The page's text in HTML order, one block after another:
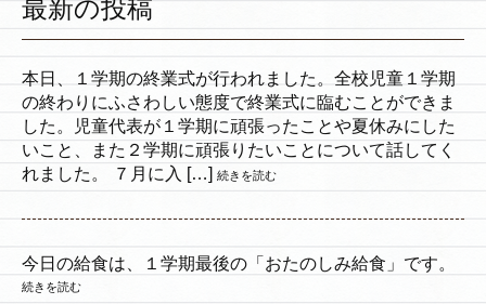
最新の投稿
本日、１学期の終業式が行われました。全校児童１学期
の終わりにふさわしい態度で終業式に臨むことができま
した。児童代表が１学期に頑張ったことや夏休みにした
いこと、また２学期に頑張りたいことについて話してく
れました。 ７月に入 […] 続きを読む
今日の給食は、１学期最後の「おたのしみ給食」です。
続きを読む